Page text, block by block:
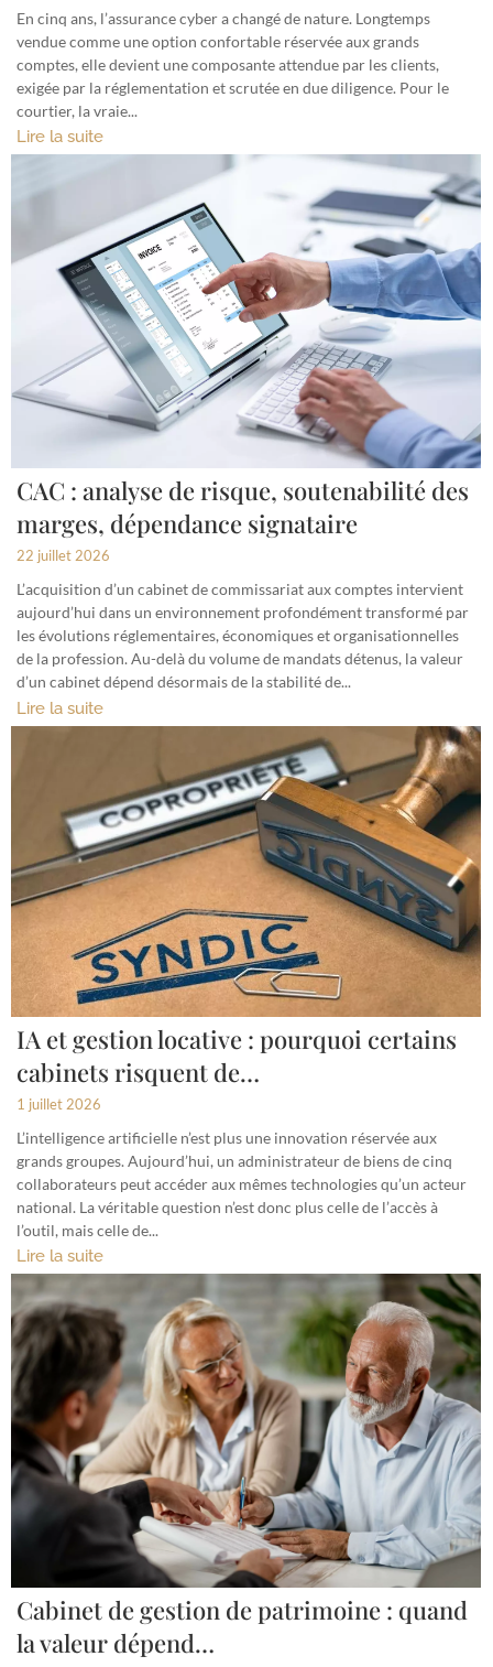
En cinq ans, l’assurance cyber a changé de nature. Longtemps
vendue comme une option confortable réservée aux grands
comptes, elle devient une composante attendue par les clients,
exigée par la réglementation et scrutée en due diligence. Pour le
courtier, la vraie...
Lire la suite
CAC : analyse de risque, soutenabilité des
marges, dépendance signataire
22 juillet 2026
L’acquisition d’un cabinet de commissariat aux comptes intervient
aujourd’hui dans un environnement profondément transformé par
les évolutions réglementaires, économiques et organisationnelles
de la profession. Au-delà du volume de mandats détenus, la valeur
d’un cabinet dépend désormais de la stabilité de...
Lire la suite
IA et gestion locative : pourquoi certains
cabinets risquent de…
1 juillet 2026
L’intelligence artificielle n’est plus une innovation réservée aux
grands groupes. Aujourd’hui, un administrateur de biens de cinq
collaborateurs peut accéder aux mêmes technologies qu’un acteur
national. La véritable question n’est donc plus celle de l’accès à
l’outil, mais celle de...
Lire la suite
Cabinet de gestion de patrimoine : quand
la valeur dépend…